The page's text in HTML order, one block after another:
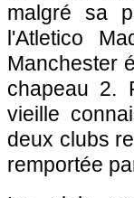
malgré sa
l'Atletico
Manchester
chapeau 2.
vieille
deux clubs
remportée